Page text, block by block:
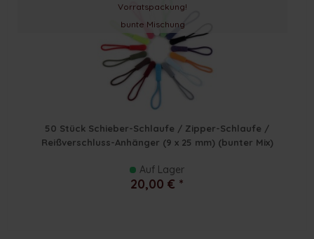
Vorratspackung!
bunte Mischung
50 Stück Schieber-Schlaufe / Zipper-Schlaufe /
Reißverschluss-Anhänger (9 x 25 mm) (bunter Mix)
Auf Lager
20,00 € *